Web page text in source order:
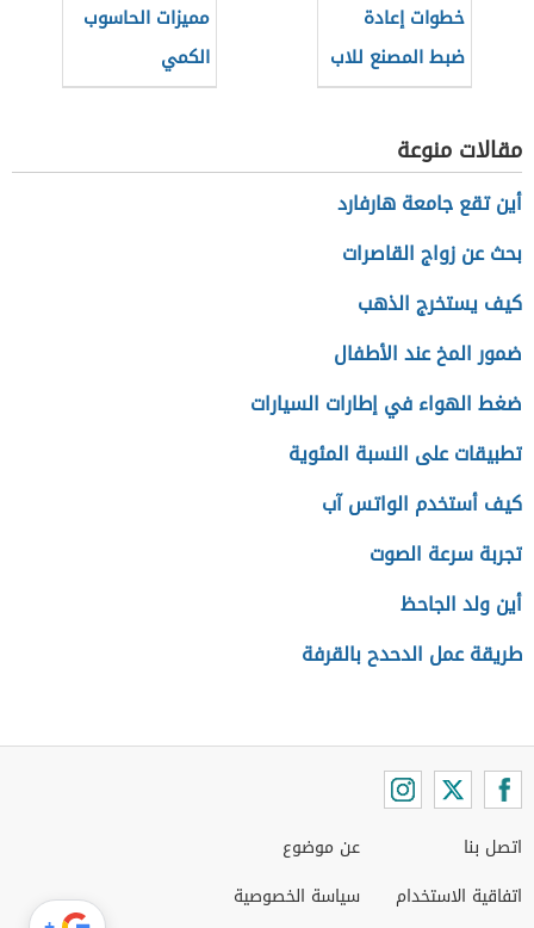
خطوات إعادة
ضبط المصنع للاب
توب Lenovo
مميزات الحاسوب
الكمي
مقالات منوعة
أين تقع جامعة هارفارد
بحث عن زواج القاصرات
كيف يستخرج الذهب
ضمور المخ عند الأطفال
ضغط الهواء في إطارات السيارات
تطبيقات على النسبة المئوية
كيف أستخدم الواتس آب
تجربة سرعة الصوت
أين ولد الجاحظ
طريقة عمل الدحدح بالقرفة
اتصل بنا
اتفاقية الاستخدام
عن موضوع
سياسة الخصوصية